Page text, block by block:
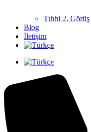
Tıbbi 2. Görüş
Blog
İletişim